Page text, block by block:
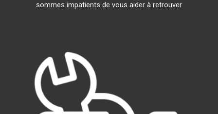
sommes impatients de vous aider à retrouver